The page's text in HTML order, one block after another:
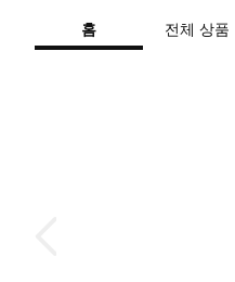
홈 전체 상품